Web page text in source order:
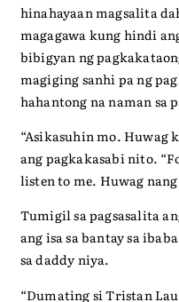
hinahayaan magsalita
magagawa kung hindi
bibigyan ng
magiging sanhi pa ng
hahantong na naman sa
“Asikasuhin mo. Huwag
ang pagkakasabi nito.
listen to me. Huwag
Tumigil sa pagsasalita
ang isa sa bantay sa
sa daddy niya.
“Dumating si Tristan